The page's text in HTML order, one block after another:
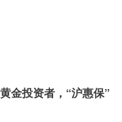
金投资者，“沪惠保”